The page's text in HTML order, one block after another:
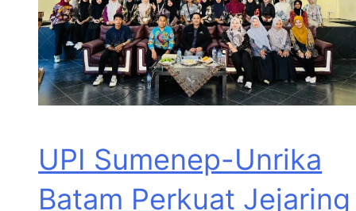
UPI Sumenep-Unrika
Batam Perkuat Jejaring